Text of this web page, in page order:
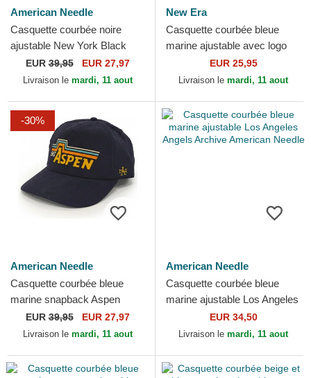
American Needle
Casquette courbée noire
ajustable New York Black
Yankees Hepcat American
Needle
EUR39,95 EUR 27,97
Livraison le mardi, 11 aout
New Era
Casquette courbée bleue
marine ajustable avec logo
bleu marine 9FORTY Outline
New York Yankees...
EUR 25,95
Livraison le mardi, 11 aout
-30%
American Needle
Casquette courbée bleue
marine snapback Aspen
Printed Cord American
Needle
EUR39,95 EUR 27,97
Livraison le mardi, 11 aout
American Needle
Casquette courbée bleue
marine ajustable Los Angeles
Angels Archive American
Needle
EUR 34,50
Livraison le mardi, 11 aout